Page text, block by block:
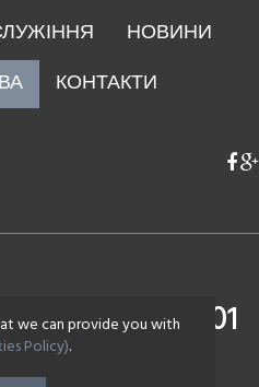
НОВИНИ
КОНТАКТИ
4393 0083 7501
2142 7590
we can provide you with
Policy).